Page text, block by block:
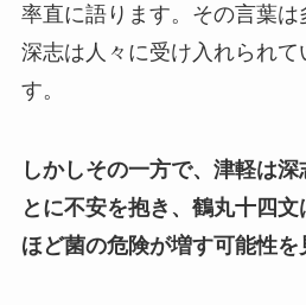
率直に語ります。その言葉は
深志は人々に受け入れられて
す。
しかしその一方で、津軽は
とに不安を抱き、鶴丸十四
ほど菌の危険が増す可能性を